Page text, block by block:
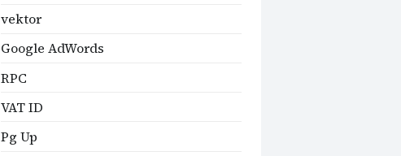
vektor
Google AdWords
RPC
VAT ID
Pg Up